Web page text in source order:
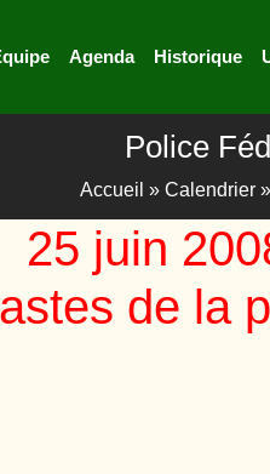
Agenda Historique
Police
Accueil » Calendrier»
25 juin
de la